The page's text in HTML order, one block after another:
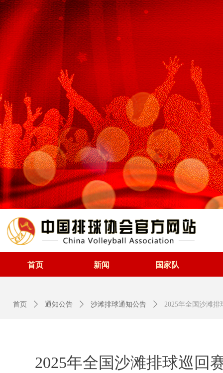
首页 新闻 国家队
2025年全国沙滩排球巡回
首页 ꄲ 通知公告 ꄲ 沙滩排球通知公告 ꄲ 2025年全国沙滩